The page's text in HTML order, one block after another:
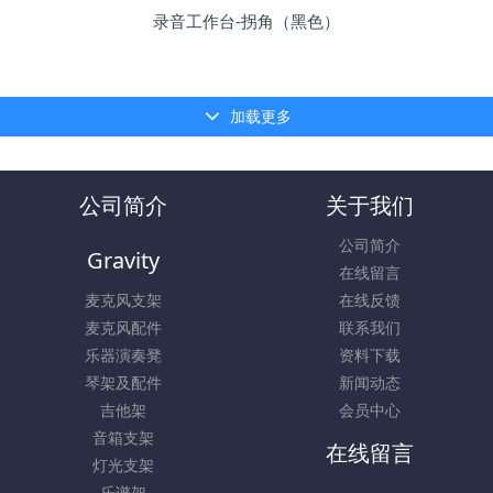
录音工作台-拐角（黑色）
加载更多
公司简介 关于我们
公司简介
在线留言
在线反馈
联系我们
资料下载
新闻动态
会员中心
Gravity
麦克风支架
麦克风配件
乐器演奏凳
琴架及配件
吉他架
音箱支架
灯光支架
在线留言